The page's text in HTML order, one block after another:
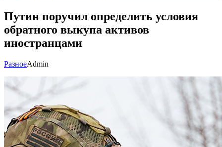
Путин поручил определить условия
обратного выкупа активов
иностранцами
РазноеAdmin